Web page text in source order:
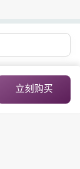
立刻购买